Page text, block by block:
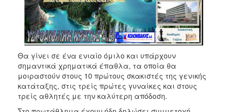
Θα γίνει σε ένα ενιαίο όμιλο και υπάρχουν
σημαντικά χρηματικά έπαθλα, τα οποία θα
μοιραστούν στους 10 πρώτους σκακιστές της γενικής
κατάταξης, στις τρείς πρώτες γυναίκες και στους
τρείς αθλητές με την καλύτερη απόδοση.